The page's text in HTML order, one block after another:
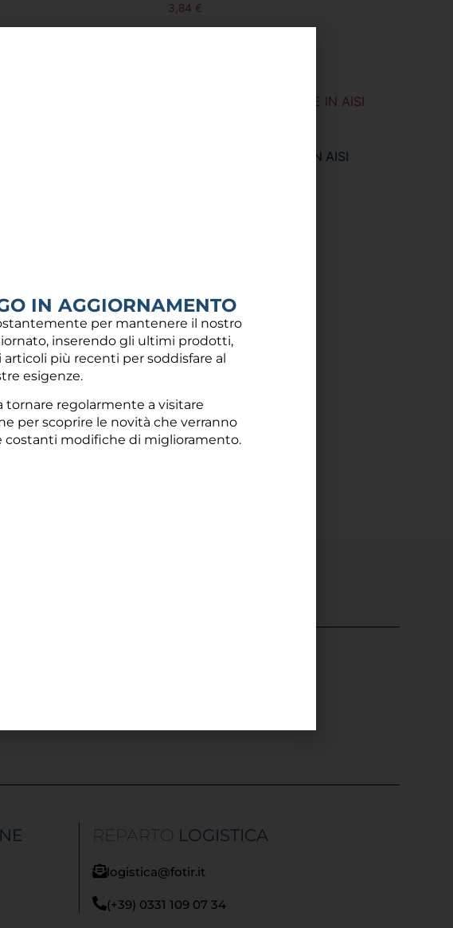
3,84 €
CARTELLA A SALDARE IN AISI
REPARTO LOGISTICA
logistica@fotir.it
(+39) 0331 109 07 34
IN AGGIORNAMENTO
per mantenere il nostro
inserendo gli ultimi prodotti,
articoli più recenti per soddisfare al
esigenze.
tornare regolarmente a visitare
per scoprire le novità che verranno
costanti modifiche di miglioramento.